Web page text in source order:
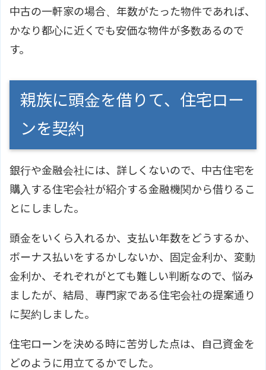
中古の一軒家の場合、年数がたった物件であれば、
かなり都心に近くでも安価な物件が多数あるので
す。
親族に頭金を借りて、住宅ロー
ンを契約
銀行や金融会社には、詳しくないので、中古住宅を
購入する住宅会社が紹介する金融機関から借りるこ
とにしました。
頭金をいくら入れるか、支払い年数をどうするか、
ボーナス払いをするかしないか、固定金利か、変動
金利か、それぞれがとても難しい判断なので、悩み
ましたが、結局、専門家である住宅会社の提案通り
に契約しました。
住宅ローンを決める時に苦労した点は、自己資金を
どのように用立てるかでした。